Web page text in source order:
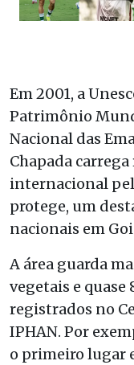
Em 2001, a
Patrimônio
Nacional das
Chapada
internacional
protege, um
nacionais em
A área guarda
vegetais e quase
registrados no
IPHAN. Por
o primeiro lugar